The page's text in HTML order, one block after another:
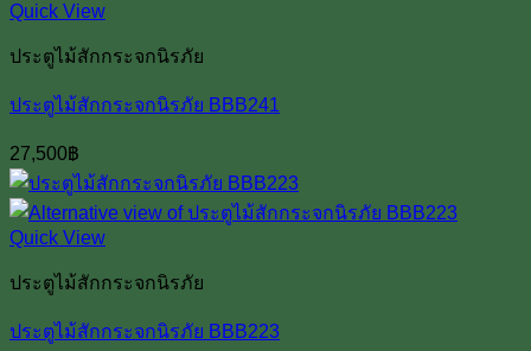
Quick View
ประตูไม้สักกระจกนิรภัย
ประตูไม้สักกระจกนิรภัย BBB241
27,500฿
Quick View
ประตูไม้สักกระจกนิรภัย
ประตูไม้สักกระจกนิรภัย BBB223